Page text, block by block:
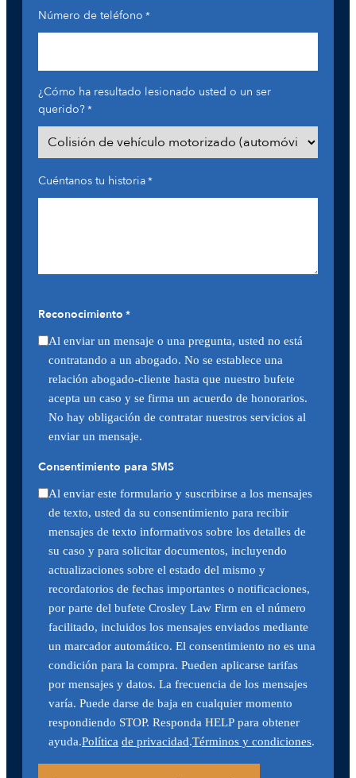
Número de teléfono *
¿Cómo ha resultado lesionado usted o un ser
querido?*
Cuéntanos tu historia*
Reconocimiento *
Al enviar un mensaje o una pregunta, usted no está
contratando a un abogado. No se establece una
relación abogado-cliente hasta que nuestro bufete
acepta un caso y se firma un acuerdo de honorarios.
No hay obligación de contratar nuestros servicios al
enviar un mensaje.
Consentimiento para SMS
Al enviar este formulario y suscribirse a los mensajes
de texto, usted da su consentimiento para recibir
mensajes de texto informativos sobre los detalles de
su caso y para solicitar documentos, incluyendo
actualizaciones sobre el estado del mismo y
recordatorios de fechas importantes o notificaciones,
por parte del bufete Crosley Law Firm en el número
facilitado, incluidos los mensajes enviados mediante
un marcador automático. El consentimiento no es una
condición para la compra. Pueden aplicarse tarifas
por mensajes y datos. La frecuencia de los mensajes
varía. Puede darse de baja en cualquier momento
respondiendo STOP. Responda HELP para obtener
ayuda.Política de privacidad.Términos y condiciones.